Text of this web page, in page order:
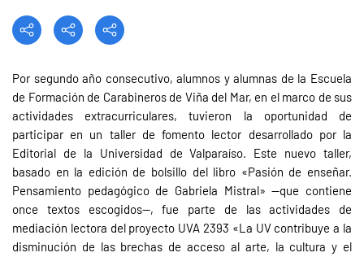
Por segundo año consecutivo, alumnos y alumnas de la Escuela
de Formación de Carabineros de Viña del Mar, en el marco de sus
actividades extracurriculares, tuvieron la oportunidad de
participar en un taller de fomento lector desarrollado por la
Editorial de la Universidad de Valparaíso. Este nuevo taller,
basado en la edición de bolsillo del libro «Pasión de enseñar.
Pensamiento pedagógico de Gabriela Mistral» —que contiene
once textos escogidos—, fue parte de las actividades de
mediación lectora del proyecto UVA 2393 «La UV contribuye a la
disminución de las brechas de acceso al arte, la cultura y el